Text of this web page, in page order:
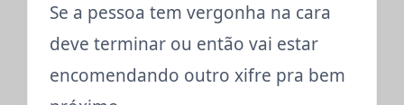
Se a pessoa tem vergonha na cara
deve terminar ou então vai estar
encomendando outro xifre pra bem